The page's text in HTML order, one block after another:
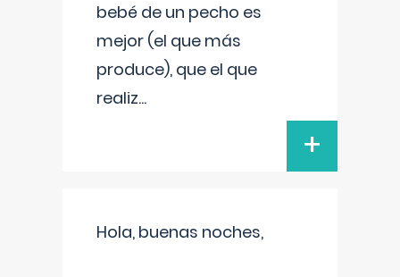
bebé de un pecho es
mejor (el que más
produce), que el que
realiz...
+
Hola, buenas noches,